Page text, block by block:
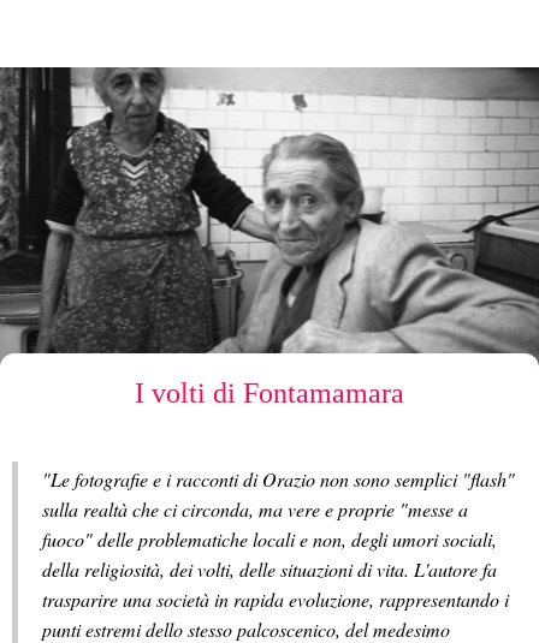
I volti di Fontamamara
"Le fotografie e i racconti di Orazio non sono semplici "flash"
sulla realtà che ci circonda, ma vere e proprie "messe a
fuoco" delle problematiche locali e non, degli umori sociali,
della religiosità, dei volti, delle situazioni di vita. L'autore fa
trasparire una società in rapida evoluzione, rappresentando i
punti estremi dello stesso palcoscenico, del medesimo